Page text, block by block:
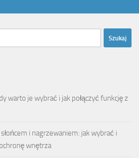
warto je wybrać i jak połączyć funkcję z
i nagrzewaniem: jak wybrać i
wnętrza